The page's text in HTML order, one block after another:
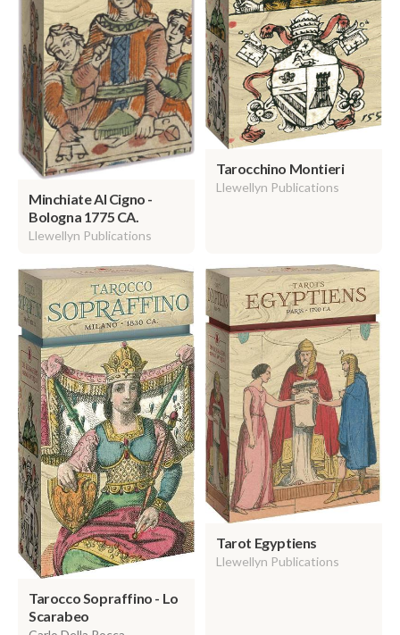
Minchiate Al Cigno -
Bologna 1775 CA.
Llewellyn Publications
Tarocchino Montieri
Llewellyn Publications
Tarocco Sopraffino - Lo
Scarabeo
Tarot Egyptiens
Llewellyn Publications